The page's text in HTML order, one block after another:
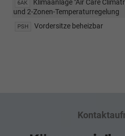
6AK
Klimaanlage "Air Care
und 2-Zonen-Temperaturregelung
PSH Vordersitze beheizbar